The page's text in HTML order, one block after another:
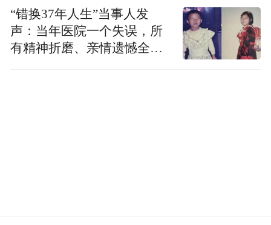
“错换37年人生”当事人发
声：当年医院一个失误，所
有精神折磨、亲情遗憾全部